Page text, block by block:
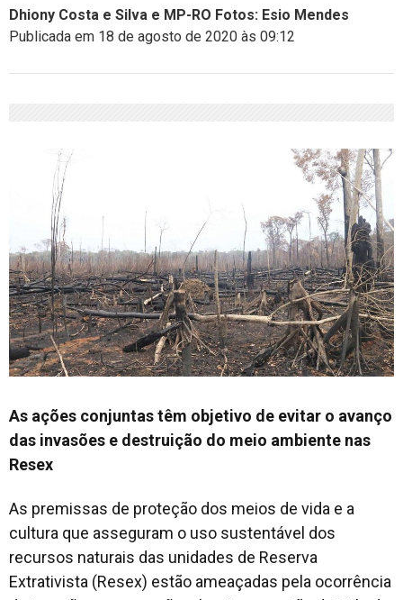
Dhiony Costa e Silva e MP-RO Fotos: Esio Mendes
Publicada em 18 de agosto de 2020 às 09:12
As ações conjuntas têm objetivo de evitar o avanço
das invasões e destruição do meio ambiente nas
Resex
As premissas de proteção dos meios de vida e a
cultura que asseguram o uso sustentável dos
recursos naturais das unidades de Reserva
Extrativista (Resex) estão ameaçadas pela ocorrência